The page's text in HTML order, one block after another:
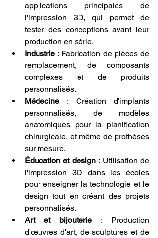
applications principales de
l'impression 3D, qui permet de
tester des conceptions avant leur
production en série.
Industrie : Fabrication de pièces de
remplacement, de composants
complexes et de produits
personnalisés.
Médecine : Création d'implants
personnalisés, de modèles
anatomiques pour la planification
chirurgicale, et même de prothèses
sur mesure.
Éducation et design : Utilisation de
l'impression 3D dans les écoles
pour enseigner la technologie et le
design tout en créant des projets
personnalisés.
Art et bijouterie : Production
d'œuvres d'art, de sculptures et de